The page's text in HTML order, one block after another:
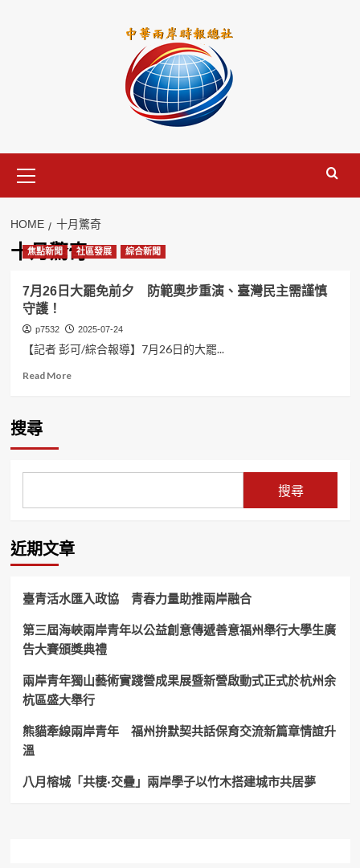
Menu
HOME 十月驚奇
十月驚奇
焦點新聞 社區發展 綜合新聞
7月26日大罷免前夕 防範奧步重演、臺灣民主需謹慎
守護！
p7532 2025-07-24
【記者 彭可/綜合報導】7月26日的大罷...
Read MoreRead
免
夕
防
步
演、
臺
民
主
需
謹
慎
搜尋
搜尋
近期文章
臺青活水匯入政協 青春力量助推兩岸融合
第三屆海峽兩岸青年以公益創意傳遞善意福州舉行大學生廣
告大賽頒獎典禮
兩岸青年獨山藝術實踐營成果展暨新營啟動式正式於杭州余
杭區盛大舉行
熊貓牽線兩岸青年 福州拚默契共話保育交流新篇章情誼升
溫
八月榕城「共棲·交疊」兩岸學子以竹木搭建城市共居夢